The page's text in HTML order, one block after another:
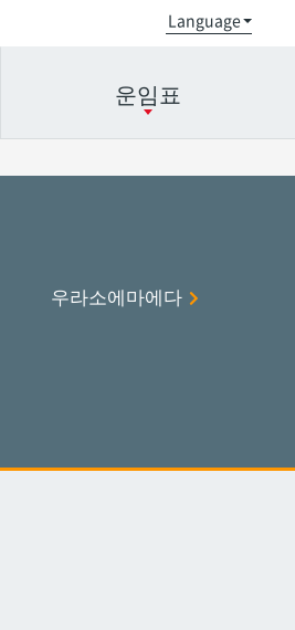
이시미네
운임표
이시미네
우라소에마에다